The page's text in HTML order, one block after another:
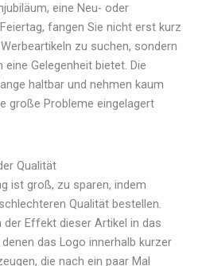
eine Neu- oder
fangen Sie nicht erst kurz
zu suchen, sondern
Gelegenheit bietet. Die
haltbar und nehmen kaum
große Probleme eingelagert
Qualität
ist groß, zu sparen, indem
Qualität bestellen.
Effekt dieser Artikel in das
das Logo innerhalb kurzer
die nach ein paar Mal